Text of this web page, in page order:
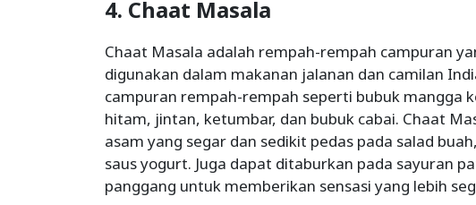
4. Chaat Masala
Chaat Masala adalah rempah-rempah campuran
digunakan dalam makanan jalanan dan camilan
campuran rempah-rempah seperti bubuk mangga
hitam, jintan, ketumbar, dan bubuk cabai. Chaat
asam yang segar dan sedikit pedas pada salad
saus yogurt. Juga dapat ditaburkan pada sayuran
panggang untuk memberikan sensasi yang lebih